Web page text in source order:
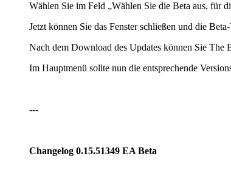
Wählen Sie im Feld „Wählen Sie die Beta aus, für
Jetzt können Sie das Fenster schließen und die
Nach dem Download des Updates können Sie The
Im Hauptmenü sollte nun die entsprechende
---
Changelog 0.15.51349 EA Beta